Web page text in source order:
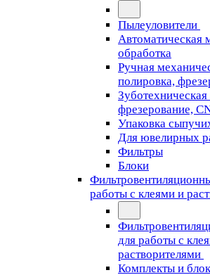
Пылеуловители
Автоматическая
обработка
Ручная
полировка,
фрезерование,
Упаковка
Для ювелирных
Фильтры
Блоки
работы с клеями и
для работы с
растворителями
Комплекты и